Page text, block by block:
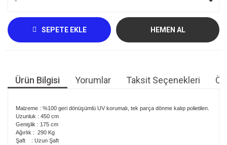
SEPETE EKLE HEMEN AL
Ürün Bilgisi Yorumlar Taksit Seçenekleri
Malzeme : %100 geri dönüşümlü UV korumalı, tek parça dönme kalıp polietilen.
Uzunluk : 450 cm
Genişlik : 175 cm
Ağırlık : 290 Kg
Şaft : Uzun Şaft